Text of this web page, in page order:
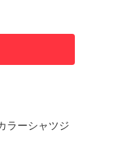
ラーシャツジ